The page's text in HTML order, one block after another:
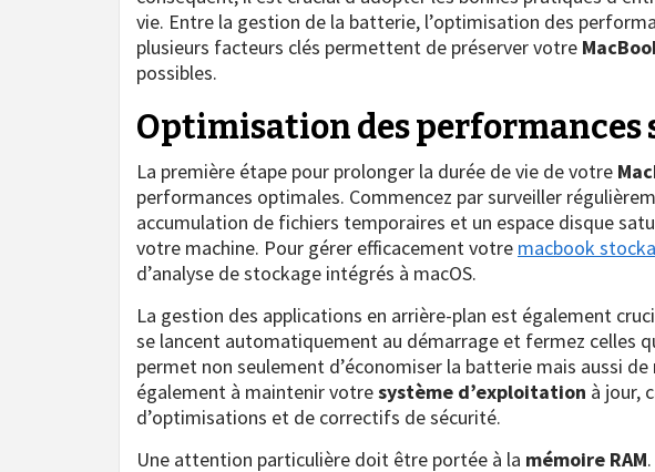
vie. Entre la gestion de la batterie, l’optimisation des
plusieurs facteurs clés permettent de préserver votre
possibles.
Optimisation des performances
La première étape pour prolonger la durée de vie de votre
performances optimales. Commencez par surveiller
accumulation de fichiers temporaires et un espace disque
votre machine. Pour gérer efficacement votre macbook
d’analyse de stockage intégrés à macOS.
La gestion des applications en arrière-plan est également
se lancent automatiquement au démarrage et fermez celles
permet non seulement d’économiser la batterie mais aussi de
également à maintenir votresystème d’exploitation à jour,
d’optimisations et de correctifs de sécurité.
Une attention particulière doit être portée à la mémoire RAM